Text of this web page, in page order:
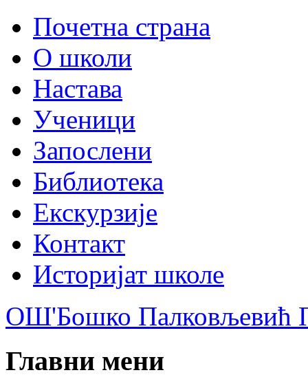
Почетна страна
О школи
Настава
Ученици
Запослени
Библиотека
Екскурзије
Контакт
Историјат школе
ОШ'Бошко Палковљевић
Главни мени